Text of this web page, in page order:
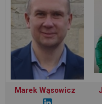
Marek Wąsowicz